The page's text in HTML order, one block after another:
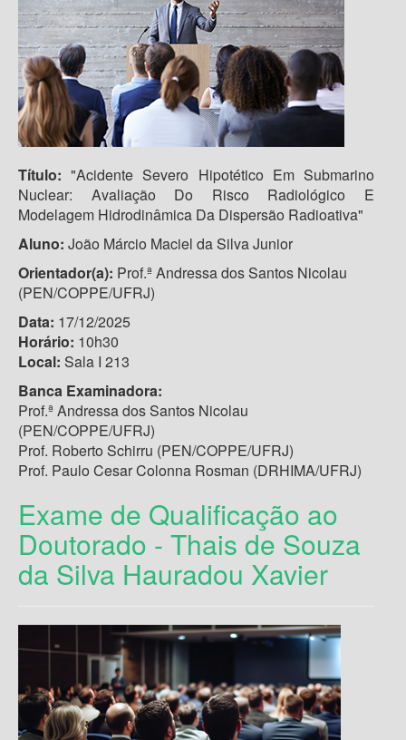
Título: "Acidente Severo Hipotético Em Submarino
Nuclear: Avaliação Do Risco Radiológico E
Modelagem Hidrodinâmica Da Dispersão Radioativa"
Aluno: João Márcio Maciel da Silva Junior
Orientador(a): Prof.ª Andressa dos Santos Nicolau
(PEN/COPPE/UFRJ)
Data: 17/12/2025
Horário: 10h30
Local: Sala I 213
Banca Examinadora:
Prof.ª Andressa dos Santos Nicolau
(PEN/COPPE/UFRJ)
Prof. Roberto Schirru (PEN/COPPE/UFRJ)
Prof. Paulo Cesar Colonna Rosman (DRHIMA/UFRJ)
Exame de Qualificação ao
Doutorado - Thais de Souza
da Silva Hauradou Xavier